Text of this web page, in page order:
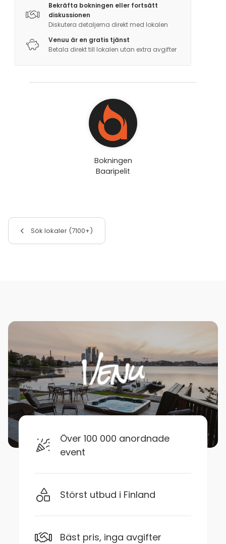
Bekräfta bokningen eller fortsätt
diskussionen
Diskutera detaljerna direkt med lokalen
Venuu är en gratis tjänst
Betala direkt till lokalen utan extra avgifter
Bokningen
Baaripelit
Sök lokaler (7100+)
Över 100 000 anordnade
event
Störst utbud i Finland
Bäst pris, inga avgifter